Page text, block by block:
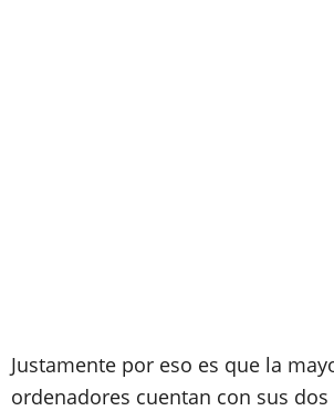
Justamente por eso es que la
ordenadores cuentan con sus